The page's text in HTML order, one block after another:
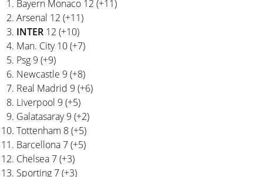
Bayern Monaco 12 (+11)
Arsenal 12 (+11)
INTER 12 (+10)
Man. City 10 (+7)
Psg 9 (+9)
Newcastle 9 (+8)
Real Madrid 9 (+6)
Liverpool 9 (+5)
Galatasaray 9 (+2)
Tottenham 8 (+5)
Barcellona 7 (+5)
Chelsea 7 (+3)
Sporting 7 (+3)